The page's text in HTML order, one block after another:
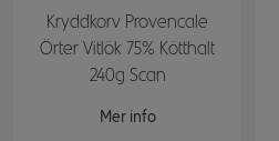
Kryddkorv Provencale
Örter Vitlök 75% Kötthalt
240g Scan
Mer info